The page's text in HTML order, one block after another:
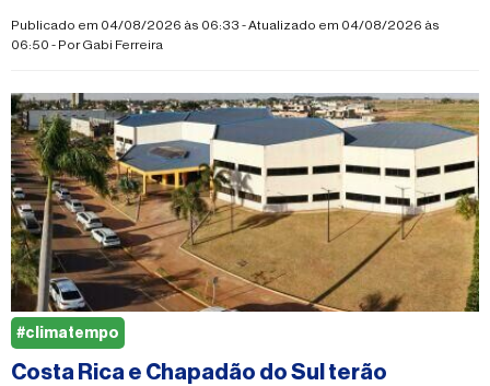
Publicado em 04/08/2026 às 06:33 - Atualizado em 04/08/2026 às
06:50 - PorGabi Ferreira
Costa Rica e Chapadão do Sul terão
#climatempo